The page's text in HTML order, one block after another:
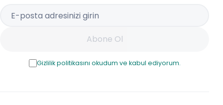
Abone Ol
Gizlilik politikasını okudum ve kabul ediyorum.